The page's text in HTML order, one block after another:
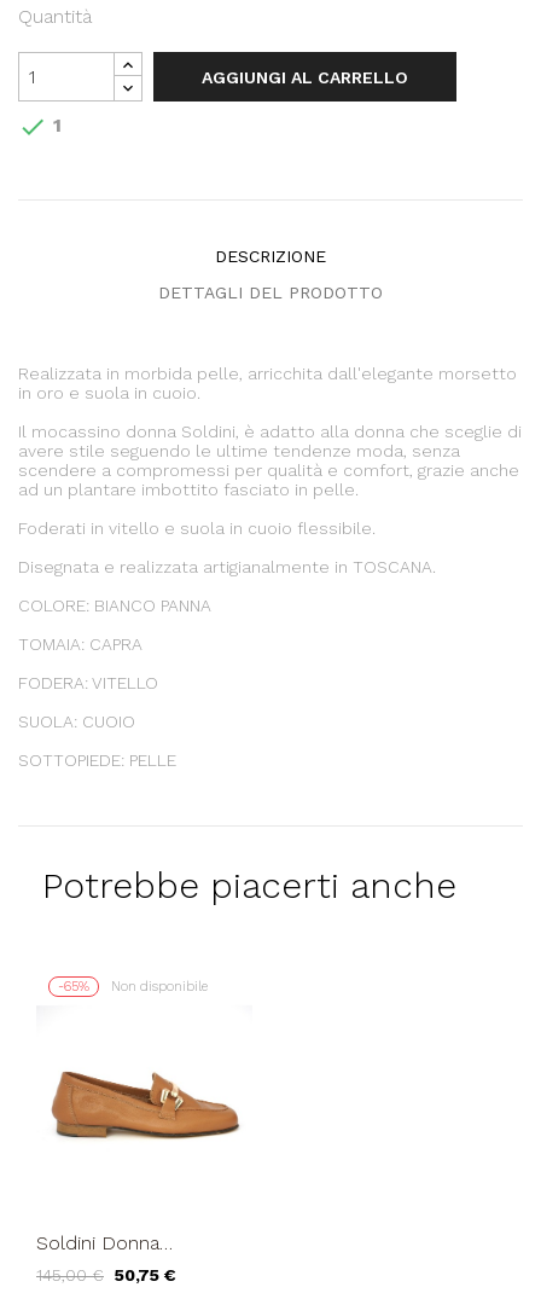
Quantità
AGGIUNGI AL CARRELLO
 1
DESCRIZIONE
DETTAGLI DEL PRODOTTO
Realizzata in morbida pelle, arricchita dall'elegante morsetto
in oro e suola in cuoio.
Il mocassino donna Soldini, è adatto alla donna che sceglie di
avere stile seguendo le ultime tendenze moda, senza
scendere a compromessi per qualità e comfort, grazie anche
ad un plantare imbottito fasciato in pelle.
Foderati in vitello e suola in cuoio flessibile.
Disegnata e realizzata artigianalmente in TOSCANA.
COLORE: BIANCO PANNA
TOMAIA: CAPRA
FODERA: VITELLO
SUOLA: CUOIO
SOTTOPIEDE: PELLE
Potrebbe piacerti anche
-65% Non disponibile
Soldini Donna
Morsetto oro Cuoio
145,00 € 50,75 €